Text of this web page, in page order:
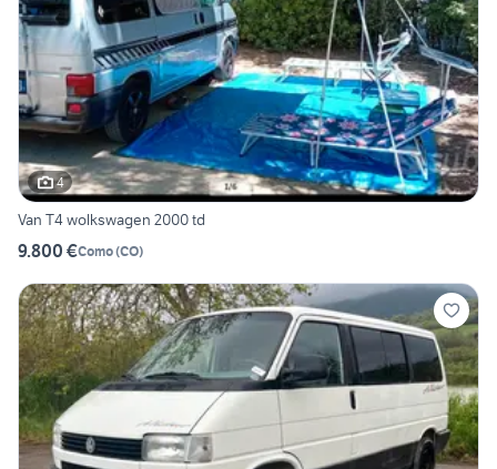
4
Van T4 wolkswagen 2000 td
9.800 €Como(CO)